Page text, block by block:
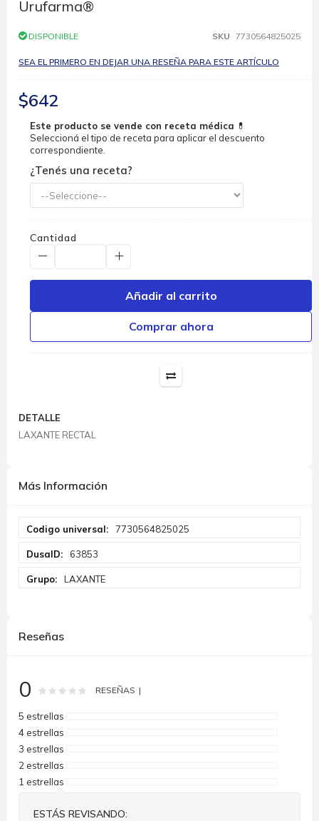
la
de
imágenes
Urufarma®
DISPONIBLE SKU 7730564825025
SEA EL PRIMERO EN DEJAR UNA RESEÑA PARA ESTE ARTÍCULO
$642
Este producto se vende con receta médica 💊
Seleccioná el tipo de receta para aplicar el descuento
correspondiente.
¿Tenés una receta?
Cantidad
Añadir al carrito
Comprar ahora
DETALLE
LAXANTE RECTAL
Más Información
Información
7730564825025
63853
LAXANTE
Reseñas
0 Rating: % of100
RESEÑAS
5 estrellas
4 estrellas
3 estrellas
2 estrellas
1 estrellas
ESTÁS REVISANDO: